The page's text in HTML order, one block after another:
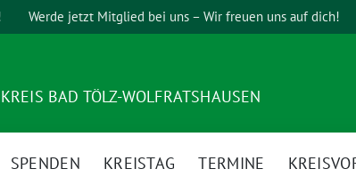
Werde jetzt Mitglied bei uns – Wir freuen uns auf dich!
BAD TÖLZ-WOLFRATSHAUSEN
SPENDEN KREISTAG TERMINE